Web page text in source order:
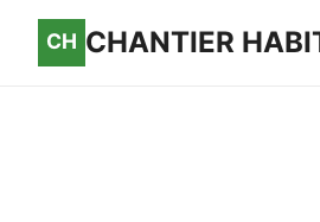
CHANTIER